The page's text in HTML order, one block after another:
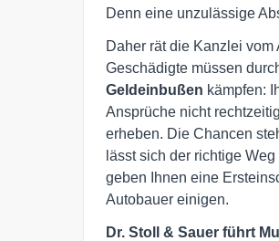
Denn eine unzulässige
Daher rät die Kanzlei
Geschädigte müssen
Geldeinbußen kämpfen:
Ansprüche nicht
erheben. Die Chancen
lässt sich der richtige
geben Ihnen eine
Autobauer einigen.
Dr. Stoll & Sauer führt